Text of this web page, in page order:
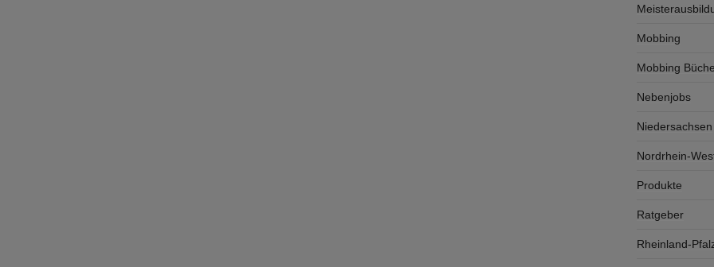
Mobbing
Mobbing
Nebenjobs
Niedersachsen
Nordrhein-
Produkte
Ratgeber
Rheinland-